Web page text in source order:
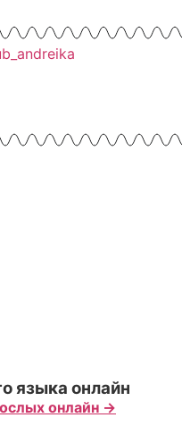
языка онлайн
онлайн ->